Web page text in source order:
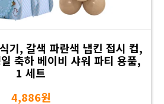
기, 갈색 파란색 냅킨 접시 컵,
축하 베이비 샤워 파티 용품,
1 세트
4,886원